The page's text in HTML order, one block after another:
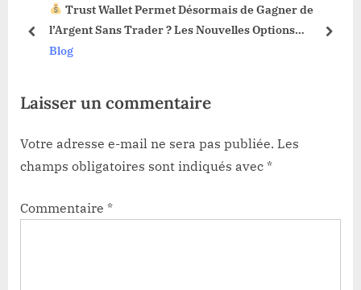
t:
Trust Wallet Permet Désormais de Gagner de
l’Argent Sans Trader ? Les Nouvelles Options
Dévoilées !
Blog
prev next
Laisser un commentaire
Votre adresse e-mail ne sera pas publiée. Les
champs obligatoires sont indiqués avec *
Commentaire *